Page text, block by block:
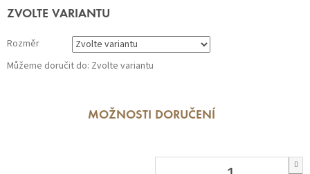
Měrná
ZVOLTE VARIANTU
Rozměr
Můžeme doručit do: Zvolte variantu
MOŽNOSTI DORUČENÍ